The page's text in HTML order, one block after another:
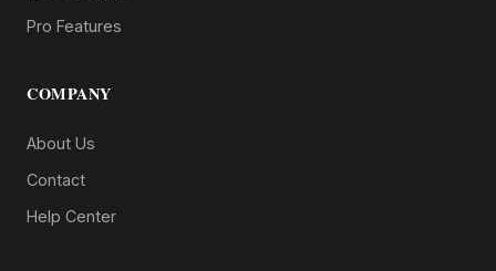
Pro Features
COMPANY
About Us
Contact
Help Center